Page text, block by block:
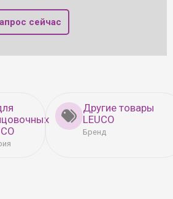
сейчас
Другие товары
LEUCO
Бренд